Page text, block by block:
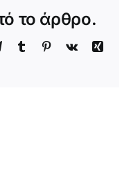
το άρθρο.
TelegramTumblr Pinterest
Vk
Xing